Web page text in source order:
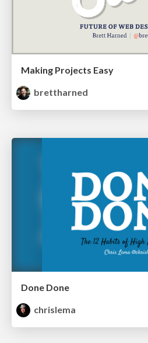
Making Projects Easy
brettharned
Done Done
chrislema